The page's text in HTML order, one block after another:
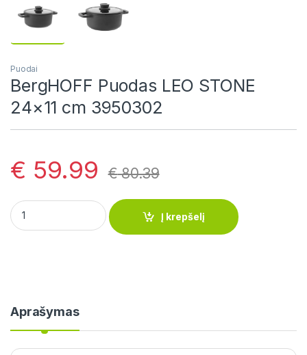
Puodai
BergHOFF Puodas LEO STONE
24×11 cm 3950302
€ 59.99 €80.39
BergHOFF Puodas LEO STONE 24x11 cm 3950302 quantity
Į krepšelį
Aprašymas